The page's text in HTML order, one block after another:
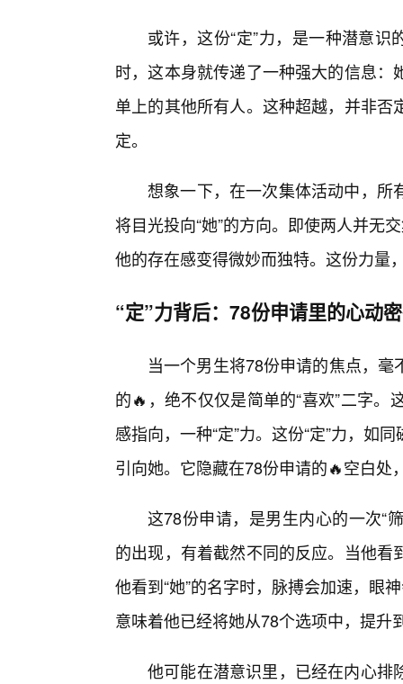
或许，这份“定”力，是一种潜意识
时，这本身就传递了一种强大的信息
单上的其他所有人。这种超越，并非
定。
想象一下，在一次集体活动中，所
将目光投向“她”的方向。即使两人并无
他的存在感变得微妙而独特。这份力量
“定”力背后：78份申请里的心动
当一个男生将78份申请的焦点，
的🔥，绝不仅仅是简单的“喜欢”二字
感指向，一种“定”力。这份“定”力，如
引向她。它隐藏在78份申请的🔥空白
这78份申请，是男生内心的一次“
的出现，有着截然不同的反应。当他
他看到“她”的名字时，脉搏会加速，眼
意味着他已经将她从78个选项中，提升
他可能在潜意识里，已经在内心排